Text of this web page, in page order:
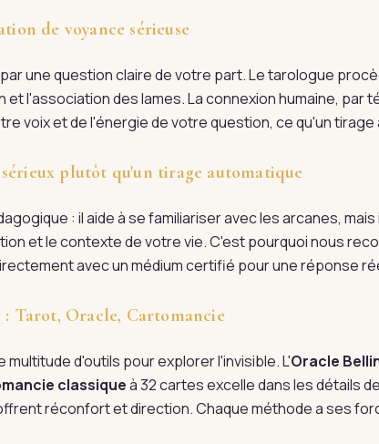
de voyance sérieuse
une question claire de votre part. Le tarologue
l'association des lames. La connexion humaine,
voix et de l'énergie de votre question, ce qu'un
plutôt qu'un tirage automatique
: il aide à se familiariser avec les arcanes,
et le contexte de votre vie. C'est pourquoi nous
avec un médium certifié pour une réponse
Tarot, Oracle, Cartomancie
d'outils pour explorer l'invisible. L'Oracle
classiqueà 32 cartes excelle dans les détails
réconfort et direction. Chaque méthode a ses